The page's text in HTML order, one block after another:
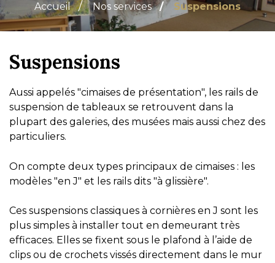
Accueil Nos services Suspensions
Suspensions
Aussi appelés "cimaises de présentation", les rails de
suspension de tableaux se retrouvent dans la
plupart des galeries, des musées mais aussi chez des
particuliers.
On compte deux types principaux de cimaises : les
modèles "en J" et les rails dits "à glissière".
Ces suspensions classiques à cornières en J sont les
plus simples à installer tout en demeurant très
efficaces. Elles se fixent sous le plafond à l’aide de
clips ou de crochets vissés directement dans le mur